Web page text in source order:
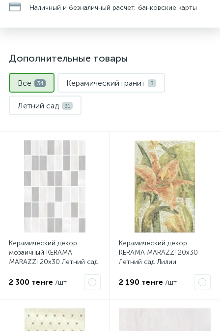
Наличный и безналичный расчет, банковские карты
Дополнительные товары
Все 34 Керамический гранит 3
Летний сад 31
Керамический декор
мозаичный KERAMA
MARAZZI 20х30 Летний сад
MM8277
2 300 тенге /шт
Керамический декор
KERAMA MARAZZI 20х30
Летний сад Лилии
HGD\A143\880L
2 190 тенге /шт